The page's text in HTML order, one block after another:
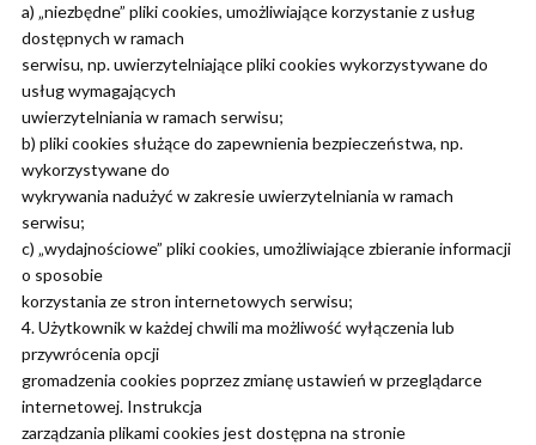
a) „niezbędne” pliki cookies, umożliwiające korzystanie z usług
dostępnych w ramach
serwisu, np. uwierzytelniające pliki cookies wykorzystywane do
usług wymagających
uwierzytelniania w ramach serwisu;
b) pliki cookies służące do zapewnienia bezpieczeństwa, np.
wykorzystywane do
wykrywania nadużyć w zakresie uwierzytelniania w ramach
serwisu;
c) „wydajnościowe” pliki cookies, umożliwiające zbieranie informacji
o sposobie
korzystania ze stron internetowych serwisu;
4. Użytkownik w każdej chwili ma możliwość wyłączenia lub
przywrócenia opcji
gromadzenia cookies poprzez zmianę ustawień w przeglądarce
internetowej. Instrukcja
zarządzania plikami cookies jest dostępna na stronie